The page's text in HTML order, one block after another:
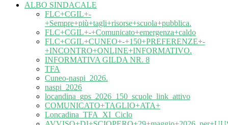
ALBO SINDACALE
FLC+CGIL+-
+Sempre+più+tagli+risorse+scuola+pubblica.
FLC+CGIL+-+Comunicato+emergenza+caldo
FLC+CGIL+CUNEO+-+150+PREFERENZE+-
+INCONTRO+ONLINE+INFORMATIVO.
INFORMATIVA GILDA NR. 8
TFA
Cuneo-naspi_2026.
naspi_2026
locandina_gps_2026_150_scuole_link_attivo
COMUNICATO+TAGLIO+ATA+
Loncadina_TFA_XI_Ciclo